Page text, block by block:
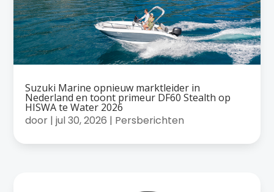
Suzuki Marine opnieuw marktleider in
Nederland en toont primeur DF60 Stealth op
HISWA te Water 2026
door |jul 30, 2026 | Persberichten